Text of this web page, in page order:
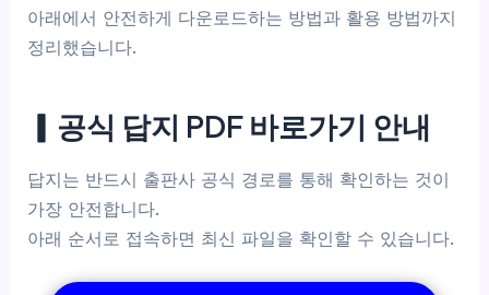
아래에서 안전하게 다운로드하는 방법과 활용 방법까지
정리했습니다.
▎공식 답지 PDF 바로가기 안내
답지는 반드시 출판사 공식 경로를 통해 확인하는 것이
가장 안전합니다.
아래 순서로 접속하면 최신 파일을 확인할 수 있습니다.